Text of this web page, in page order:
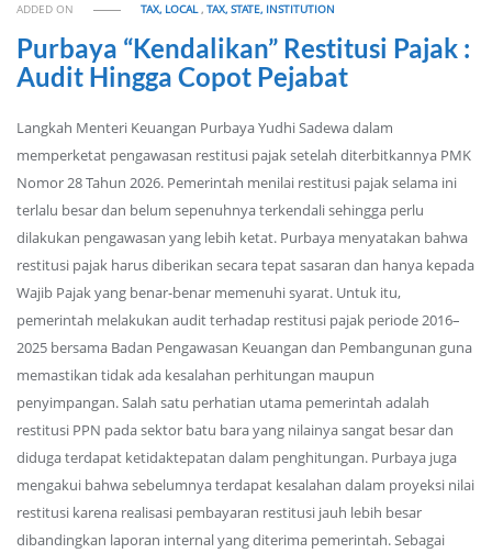
ADDED ON TAX, LOCAL,TAX, STATE, INSTITUTION
Purbaya “Kendalikan” Restitusi Pajak :
Audit Hingga Copot Pejabat
Langkah Menteri Keuangan Purbaya Yudhi Sadewa dalam
memperketat pengawasan restitusi pajak setelah diterbitkannya PMK
Nomor 28 Tahun 2026. Pemerintah menilai restitusi pajak selama ini
terlalu besar dan belum sepenuhnya terkendali sehingga perlu
dilakukan pengawasan yang lebih ketat. Purbaya menyatakan bahwa
restitusi pajak harus diberikan secara tepat sasaran dan hanya kepada
Wajib Pajak yang benar-benar memenuhi syarat. Untuk itu,
pemerintah melakukan audit terhadap restitusi pajak periode 2016–
2025 bersama Badan Pengawasan Keuangan dan Pembangunan guna
memastikan tidak ada kesalahan perhitungan maupun
penyimpangan. Salah satu perhatian utama pemerintah adalah
restitusi PPN pada sektor batu bara yang nilainya sangat besar dan
diduga terdapat ketidaktepatan dalam penghitungan. Purbaya juga
mengakui bahwa sebelumnya terdapat kesalahan dalam proyeksi nilai
restitusi karena realisasi pembayaran restitusi jauh lebih besar
dibandingkan laporan internal yang diterima pemerintah. Sebagai